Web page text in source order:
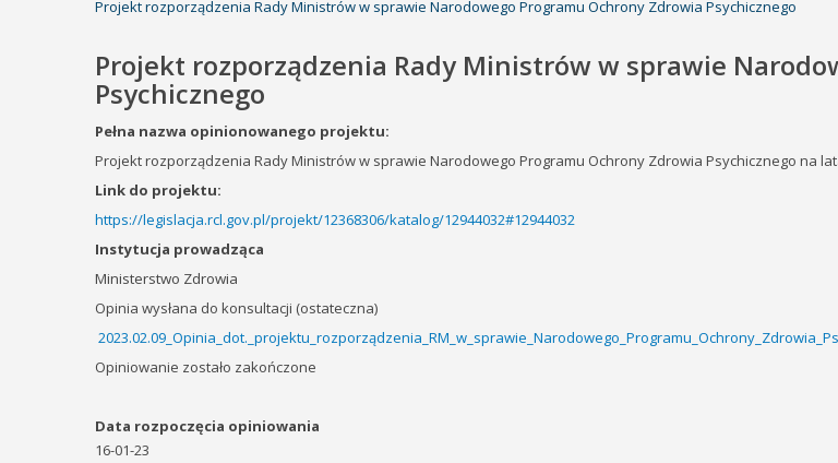
Projekt rozporządzenia Rady Ministrów w sprawie Narodowego Programu Ochrony Zdrowia Psychicznego
Projekt rozporządzenia Rady Ministrów w sprawie
Psychicznego
Pełna nazwa opinionowanego projektu:
Projekt rozporządzenia Rady Ministrów w sprawie Narodowego Programu Ochrony Zdrowia Psychicznego na
Link do projektu:
https://legislacja.rcl.gov.pl/projekt/12368306/katalog/12944032#12944032
Instytucja prowadząca
Ministerstwo Zdrowia
Opinia wysłana do konsultacji (ostateczna)
Opiniowanie zostało zakończone
Data rozpoczęcia opiniowania
16-01-23